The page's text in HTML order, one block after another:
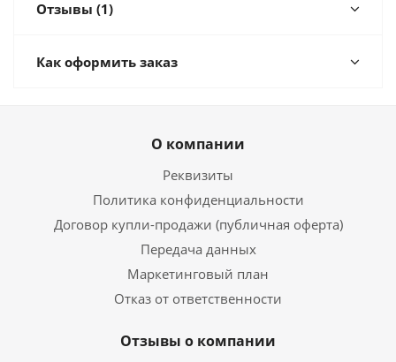
Отзывы (1)
Как оформить заказ
О компании
Реквизиты
Политика конфиденциальности
Договор купли-продажи (публичная оферта)
Передача данных
Маркетинговый план
Отказ от ответственности
Отзывы о компании